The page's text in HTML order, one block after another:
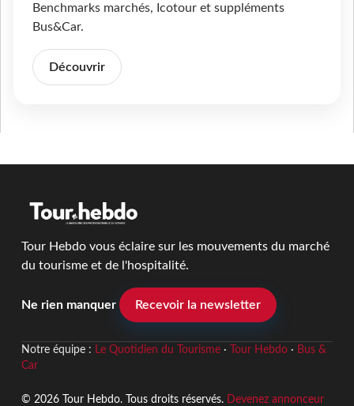
Benchmarks marchés, Icotour et suppléments
Bus&Car.
Découvrir
Tour Hebdo vous éclaire sur les mouvements du marché
du tourisme et de l'hospitalité.
Ne rien manquer Recevoir la newsletter
Notre équipe : Le Quotidien du Tourisme· Tour Hebdo· Bus &
Car
© 2026 Tour Hebdo. Tous droits réservés. Devenez annonceur